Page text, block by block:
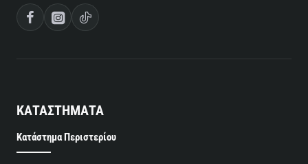
ΚΑΤΑΣΤΗΜΑΤΑ
Κατάστημα Περιστερίου